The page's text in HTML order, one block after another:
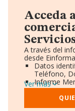
Acceda
A través del
desde
Datos
Teléfono,
Informe
Gráficos de
Consejo
Directivos y
Ver más